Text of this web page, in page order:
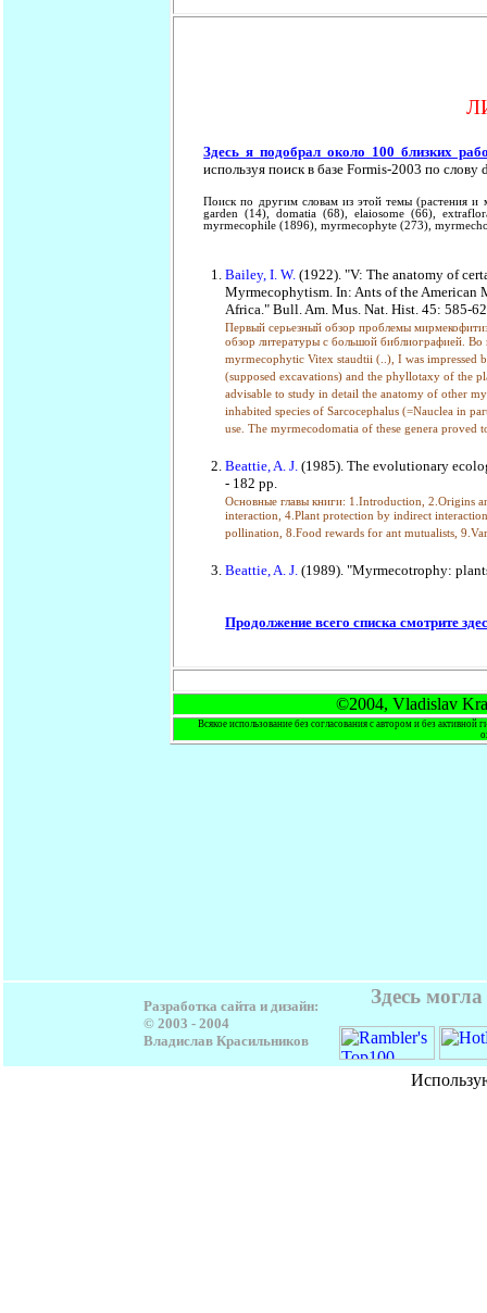
Здесь я подобрал около 100 близких
используя поиск в базе Formis-2003 по
Поиск по другим словам из этой темы (растения и
garden (14), domatia (68), elaiosome (66),
myrmecophile (1896), myrmecophyte (273),
Bailey, I. W. (1922). "V: The anatomy of
Myrmecophytism. In: Ants of the
Africa." Bull. Am. Mus. Nat. Hist. 45: 585-
Первый серьезный обзор проблемы
обзор литературы с большой библиографией.
myrmecophytic Vitex staudtii (..), I was impressed
(supposed excavations) and the phyllotaxy of the
advisable to study in detail the anatomy of other
inhabited species of Sarcocephalus (=Nauclea in
use. The myrmecodomatia of these genera
Beattie, A. J. (1985). The evolutionary
- 182 pp.
Основные главы книги: 1.Introduction, 2.Origins
interaction, 4.Plant protection by indirect
pollination, 8.Food rewards for ant mutualists,
Beattie, A. J.(1989). "Myrmecotrophy:
Продолжение всего списка смотрите
©2004, Vladislav
Всякое использование без согласования с автором и без активной
Разработка сайта и дизайн:
© 2003 - 2004
Владислав Красильников
Здесь